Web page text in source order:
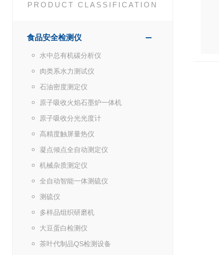
PRODUCT CLASSIFICATION
食品安全检测仪
水中总有机碳分析仪
肉类系水力测试仪
石油密度测定仪
原子吸收火焰石墨炉一体机
原子吸收分光光度计
高精度触屏量热仪
凝点倾点全自动测定仪
机械杂质测定仪
全自动智能一体测硫仪
测硫仪
多样品组织研磨机
大豆蛋白检测仪
茶叶代制品QS检测设备